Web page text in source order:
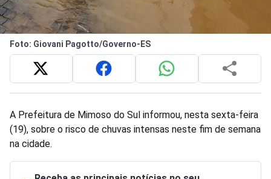
Foto: Giovani Pagotto/Governo-ES
A Prefeitura de Mimoso do Sul informou, nesta sexta-feira
(19), sobre o risco de chuvas intensas neste fim de semana
na cidade.